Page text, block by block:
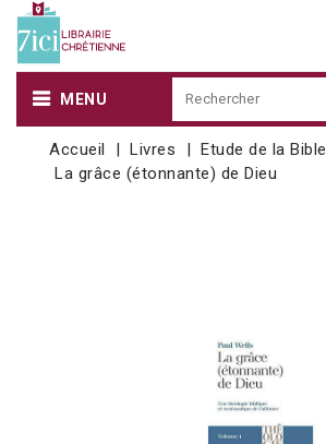
MENU
Accueil Livres Etude de la Bible
La grâce (étonnante) de Dieu